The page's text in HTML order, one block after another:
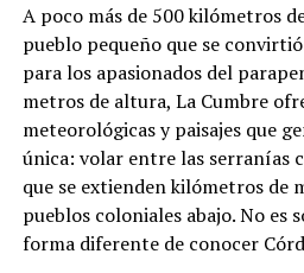
A poco más de 500 kilómetros
pueblo pequeño que se
para los apasionados del
metros de altura, La Cumbre
meteorológicas y paisajes que
única: volar entre las serranías
que se extienden kilómetros de
pueblos coloniales abajo. No es
forma diferente de conocer